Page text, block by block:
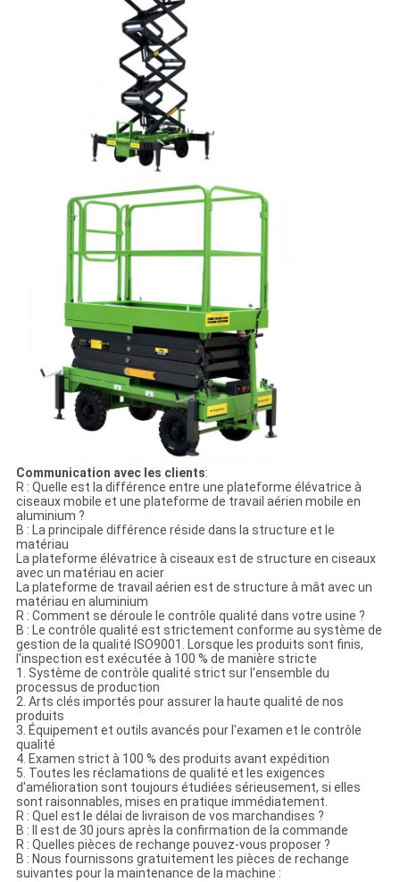
Communication avec les clients:
R : Quelle est la différence entre une plateforme élévatrice à
ciseaux mobile et une plateforme de travail aérien mobile en
aluminium ?
B : La principale différence réside dans la structure et le
matériau
La plateforme élévatrice à ciseaux est de structure en ciseaux
avec un matériau en acier
La plateforme de travail aérien est de structure à mât avec un
matériau en aluminium
R : Comment se déroule le contrôle qualité dans votre usine ?
B : Le contrôle qualité est strictement conforme au système de
gestion de la qualité ISO9001. Lorsque les produits sont finis,
l'inspection est exécutée à 100 % de manière stricte
1. Système de contrôle qualité strict sur l'ensemble du
processus de production
2. Arts clés importés pour assurer la haute qualité de nos
produits
3. Équipement et outils avancés pour l'examen et le contrôle
qualité
4. Examen strict à 100 % des produits avant expédition
5. Toutes les réclamations de qualité et les exigences
d'amélioration sont toujours étudiées sérieusement, si elles
sont raisonnables, mises en pratique immédiatement.
R : Quel est le délai de livraison de vos marchandises ?
B : Il est de 30 jours après la confirmation de la commande
R : Quelles pièces de rechange pouvez-vous proposer ?
B : Nous fournissons gratuitement les pièces de rechange
suivantes pour la maintenance de la machine :